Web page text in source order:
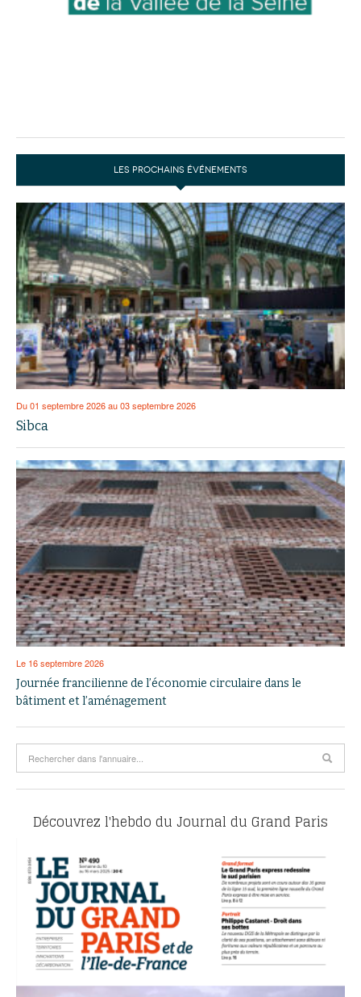
LES PROCHAINS ÉVÉNEMENTS
Du 01 septembre 2026 au 03 septembre 2026
Sibca
Le 16 septembre 2026
Journée francilienne de l’économie circulaire dans le
bâtiment et l’aménagement
Découvrez l'hebdo du Journal du Grand Paris